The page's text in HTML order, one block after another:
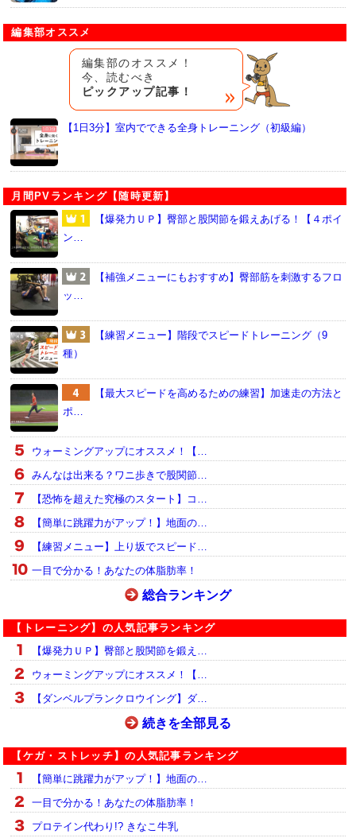
編集部オススメ
編集部のオススメ！
今、読むべき
ピックアップ記事！
【1日3分】室内でできる全身トレーニング（初級編）
月間PVランキング【随時更新】
【爆発力ＵＰ】臀部と股関節を鍛えあげる！【４ポイ
ン…
【補強メニューにもおすすめ】臀部筋を刺激するフロ
ッ…
【練習メニュー】階段でスピードトレーニング（9
種）
【最大スピードを高めるための練習】加速走の方法と
ポ…
ウォーミングアップにオススメ！【…
みんなは出来る？ワニ歩きで股関節…
【恐怖を超えた究極のスタート】コ…
【簡単に跳躍力がアップ！】地面の…
【練習メニュー】上り坂でスピード…
一目で分かる！あなたの体脂肪率！
総合ランキング
【トレーニング】の人気記事ランキング
【爆発力ＵＰ】臀部と股関節を鍛え…
ウォーミングアップにオススメ！【…
【ダンベルプランクロウイング】ダ…
続きを全部見る
【ケガ・ストレッチ】の人気記事ランキング
【簡単に跳躍力がアップ！】地面の…
一目で分かる！あなたの体脂肪率！
プロテイン代わり!? きなこ牛乳